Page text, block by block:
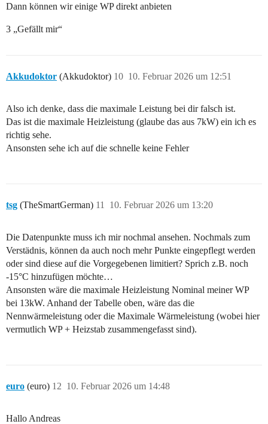
Dann können wir einige WP direkt anbieten
3 „Gefällt mir“
Akkudoktor (Akkudoktor) 10. Februar 2026 um 12:51
10
Also ich denke, dass die maximale Leistung bei dir falsch ist.
Das ist die maximale Heizleistung (glaube das aus 7kW) ein ich es
richtig sehe.
Ansonsten sehe ich auf die schnelle keine Fehler
tsg (TheSmartGerman) 10. Februar 2026 um 13:20
11
Die Datenpunkte muss ich mir nochmal ansehen. Nochmals zum
Verstädnis, können da auch noch mehr Punkte eingepflegt werden
oder sind diese auf die Vorgegebenen limitiert? Sprich z.B. noch
-15°C hinzufügen möchte…
Ansonsten wäre die maximale Heizleistung Nominal meiner WP
bei 13kW. Anhand der Tabelle oben, wäre das die
Nennwärmeleistung oder die Maximale Wärmeleistung (wobei hier
vermutlich WP + Heizstab zusammengefasst sind).
euro (euro) 10. Februar 2026 um 14:48
12
Hallo Andreas